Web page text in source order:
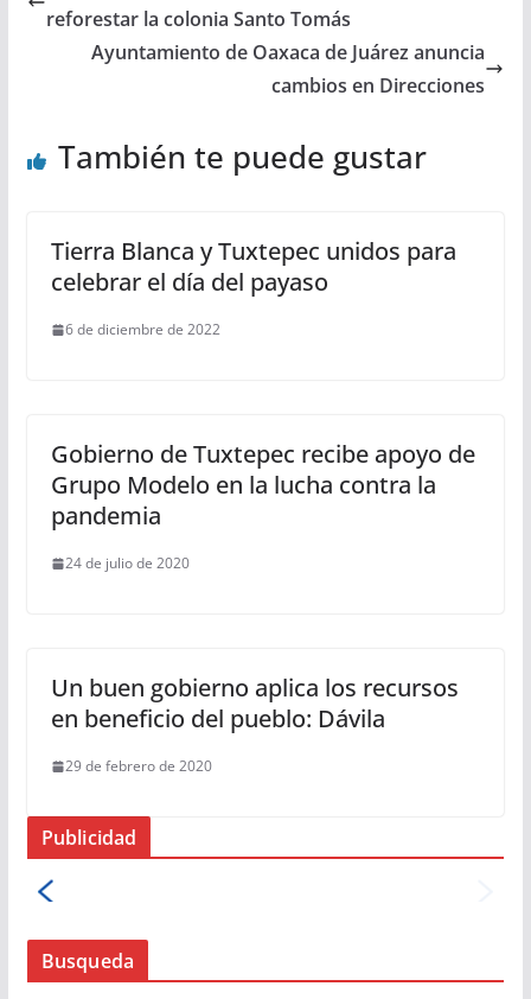
reforestar la colonia Santo Tomás
Ayuntamiento de Oaxaca de Juárez anuncia
cambios en Direcciones
También te puede gustar
Tierra Blanca y Tuxtepec unidos para
celebrar el día del payaso
6 de diciembre de 2022
Gobierno de Tuxtepec recibe apoyo de
Grupo Modelo en la lucha contra la
pandemia
24 de julio de 2020
Un buen gobierno aplica los recursos
en beneficio del pueblo: Dávila
29 de febrero de 2020
Publicidad
Busqueda